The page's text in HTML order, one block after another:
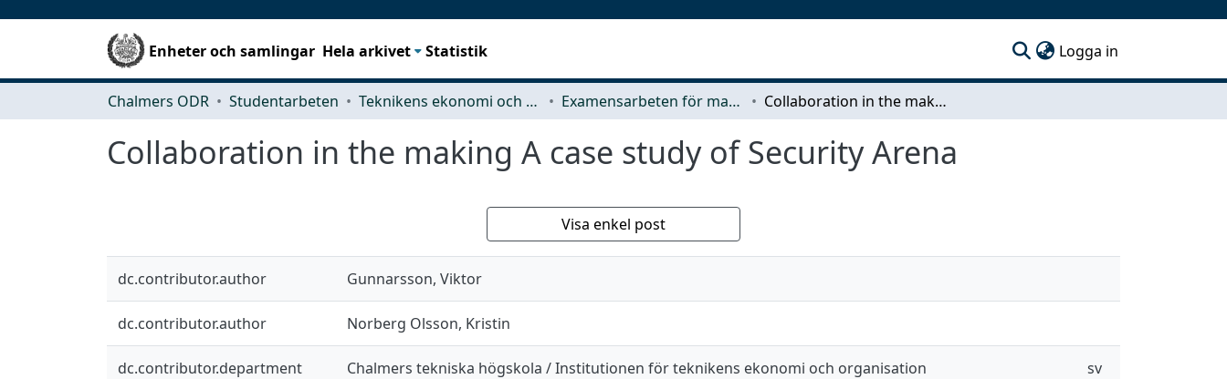
Enheter och samlingar Hela arkivet Statistik Logga in
Chalmers ODR Studentarbeten Teknikens ekonomi och organisation Examensarbeten för masterexamen Collaboration in the making A case study of Security Arena
Collaboration in the making A case study of Security Arena
Visa enkel post
dc.contributor.author Gunnarsson, Viktor
dc.contributor.author Norberg Olsson, Kristin
dc.contributor.department Chalmers tekniska högskola / Institutionen för teknikens ekonomi och organisation sv